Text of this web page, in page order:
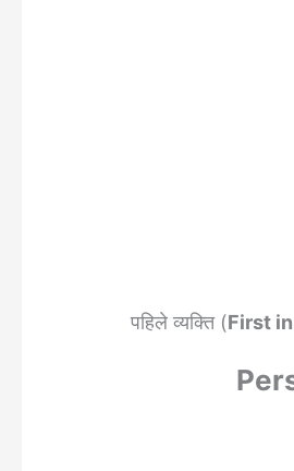
पहिले व्यक्ति (First